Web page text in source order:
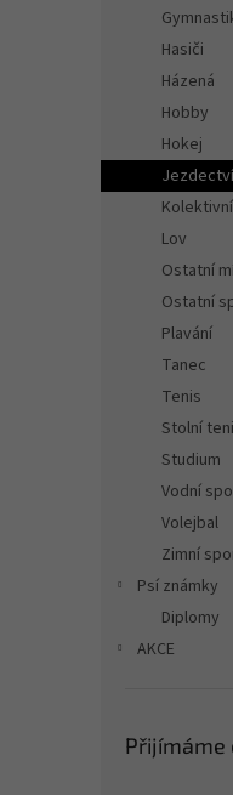
Hasiči
Házená
Hobby
Hokej
Jezdectví
Lov
Ostatní
Ostatní
Plavání
Tanec
Tenis
Stolní
Studium
Vodní
Volejbal
Zimní
Psí známky
Diplomy
AKCE
Přijímáme